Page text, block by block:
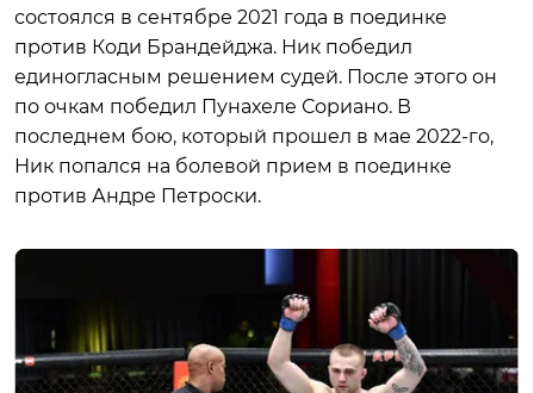
состоялся в сентябре 2021 года в поединке
против Коди Брандейджа. Ник победил
единогласным решением судей. После этого он
по очкам победил Пунахеле Сориано. В
последнем бою, который прошел в мае 2022-го,
Ник попался на болевой прием в поединке
против Андре Петроски.